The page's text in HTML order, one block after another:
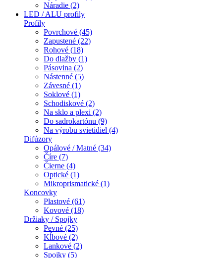
Náradie (2)
LED / ALU profily
Profily
Povrchové (45)
Zapustené (22)
Rohové (18)
Do dlažby (1)
Pásovina (2)
Nástenné (5)
Závesné (1)
Soklové (1)
Schodiskové (2)
Na sklo a plexi (2)
Do sadrokartónu (9)
Na výrobu svietidiel (4)
Difúzory
Opálové / Matné (34)
Číre (7)
Čierne (4)
Optické (1)
Mikroprismatické (1)
Koncovky
Plastové (61)
Kovové (18)
Držiaky / Spojky
Pevné (25)
Kĺbové (2)
Lankové (2)
Spojky (5)